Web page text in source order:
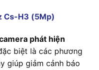
phát hiện
biệt là các phương
giúp giảm cảnh báo